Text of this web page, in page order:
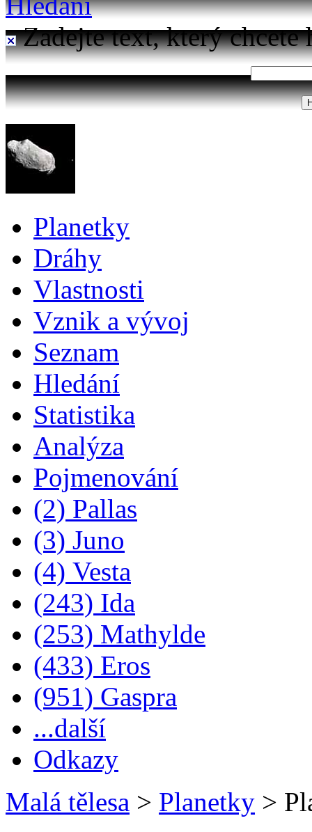
Zadejte text, který chcete
Planetky
Dráhy
Vlastnosti
Vznik a vývoj
Seznam
Hledání
Statistika
Analýza
Pojmenování
(2) Pallas
(3) Juno
(4) Vesta
(243) Ida
(253) Mathylde
(433) Eros
(951) Gaspra
...další
Odkazy
Malá tělesa > Planetky >